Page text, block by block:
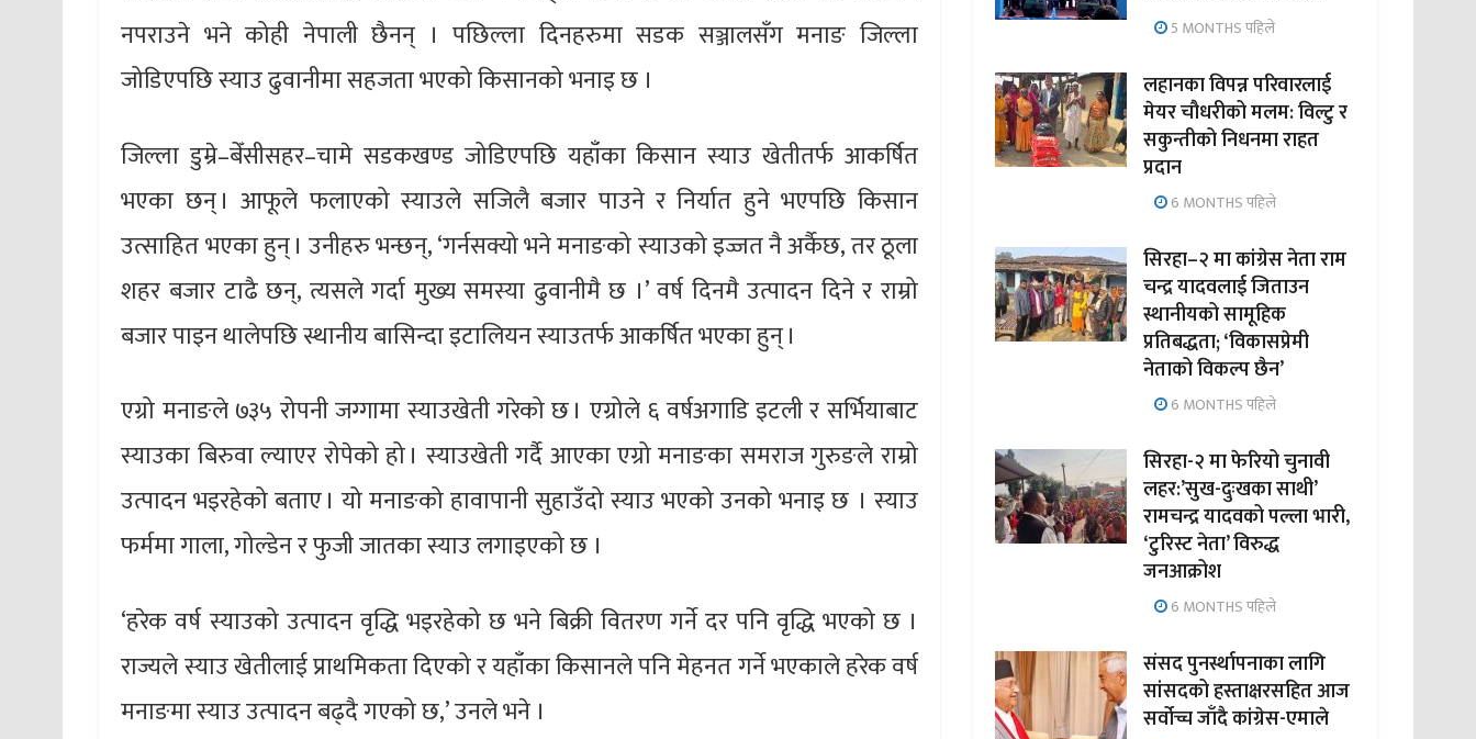
नपराउने भने कोही नेपाली छैनन् । पछिल्ला दिनहरुमा सडक सञ्जालसँग मनाङ जिल्ला
जोडिएपछि स्याउ ढुवानीमा सहजता भएको किसानको भनाइ छ ।
जिल्ला डुम्रे–बेँसीसहर–चामे सडकखण्ड जोडिएपछि यहाँका किसान स्याउ खेतीतर्फ आकर्षित
भएका छन् । आफूले फलाएको स्याउले सजिलै बजार पाउने र निर्यात हुने भएपछि किसान
उत्साहित भएका हुन् । उनीहरु भन्छन्, ‘गर्नसक्यो भने मनाङको स्याउको इज्जत नै अर्कैछ, तर ठूला
शहर बजार टाढै छन्, त्यसले गर्दा मुख्य समस्या ढुवानीमै छ ।’ वर्ष दिनमै उत्पादन दिने र राम्रो
बजार पाइन थालेपछि स्थानीय बासिन्दा इटालियन स्याउतर्फ आकर्षित भएका हुन् ।
एग्रो मनाङले ७३५ रोपनी जग्गामा स्याउखेती गरेको छ । एग्रोले ६ वर्षअगाडि इटली र सर्भियाबाट
स्याउका बिरुवा ल्याएर रोपेको हो । स्याउखेती गर्दै आएका एग्रो मनाङका समराज गुरुङले राम्रो
उत्पादन भइरहेको बताए । यो मनाङको हावापानी सुहाउँदो स्याउ भएको उनको भनाइ छ । स्याउ
फर्ममा गाला, गोल्डेन र फुजी जातका स्याउ लगाइएको छ ।
‘हरेक वर्ष स्याउको उत्पादन वृद्धि भइरहेको छ भने बिक्री वितरण गर्ने दर पनि वृद्धि भएको छ ।
राज्यले स्याउ खेतीलाई प्राथमिकता दिएको र यहाँका किसानले पनि मेहनत गर्ने भएकाले हरेक वर्ष
मनाङमा स्याउ उत्पादन बढ्दै गएको छ,’ उनले भने ।
5 MONTHS पहिले
लहानका विपन्न परिवारलाई
मेयर चौधरीको मलम: विल्टु र
सकुन्तीको निधनमा राहत
प्रदान
6 MONTHS पहिले
सिरहा–२ मा कांग्रेस नेता राम
चन्द्र यादवलाई जिताउन
स्थानीयको सामूहिक
प्रतिबद्धता; ‘विकासप्रेमी
नेताको विकल्प छैन’
6 MONTHS पहिले
सिरहा-२ मा फेरियो चुनावी
लहर:’सुख-दुःखका साथी’
रामचन्द्र यादवको पल्ला भारी,
‘टुरिस्ट नेता’ विरुद्ध
जनआक्रोश
6 MONTHS पहिले
संसद पुनर्स्थापनाका लागि
सांसदको हस्ताक्षरसहित आज
सर्वोच्च जाँदै कांग्रेस-एमाले